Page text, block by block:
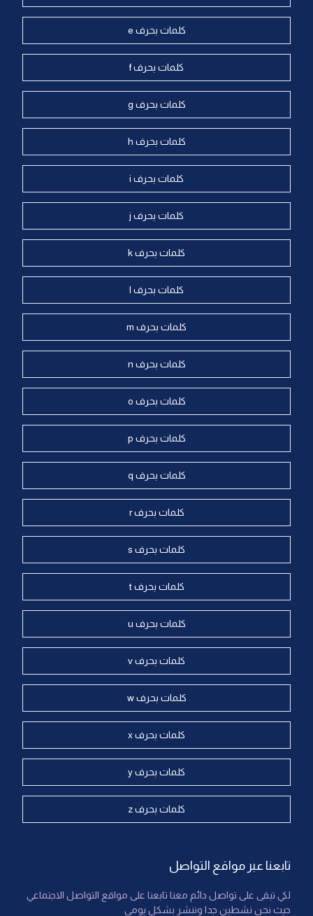
كلمات بحرف e
كلمات بحرف f
كلمات بحرف g
كلمات بحرف h
كلمات بحرف i
كلمات بحرف j
كلمات بحرف k
كلمات بحرف l
كلمات بحرف m
كلمات بحرف n
كلمات بحرف o
كلمات بحرف p
كلمات بحرف q
كلمات بحرف r
كلمات بحرف s
كلمات بحرف t
كلمات بحرف u
كلمات بحرف v
كلمات بحرف w
كلمات بحرف x
كلمات بحرف y
كلمات بحرف z
تابعنا عبر مواقع التواصل
لكي تبقى على تواصل دائم معنا تابعنا على مواقع التواصل الاجتماعي
حيث نحن نشطين جدا وننشر بشكل يومي